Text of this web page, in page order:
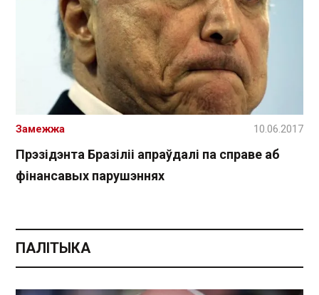
Прэзідэнта Бразіліі апраўдалі па справе аб
фінансавых парушэннях
Замежжа 10.06.2017
ПАЛІТЫКА